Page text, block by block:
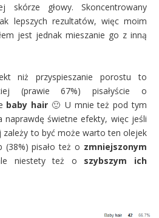
skórze głowy. Skoncentrowany
lepszych rezultatów, więc moim
jest jednak mieszanie go z inną
niż przyspieszanie porostu to
(prawie 67%) pisałyście o
baby hair 🙂 U mnie też pod tym
naprawdę świetne efekty, więc jeśli
to być może warto ten olejek
(38%) pisało też o zmniejszonym
niestety też o szybszym ich